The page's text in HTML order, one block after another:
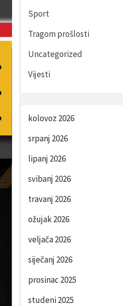
Sport
Tragom prošlosti
Uncategorized
Vijesti
kolovoz 2026
srpanj 2026
lipanj 2026
svibanj 2026
travanj 2026
ožujak 2026
veljača 2026
siječanj 2026
prosinac 2025
studeni 2025